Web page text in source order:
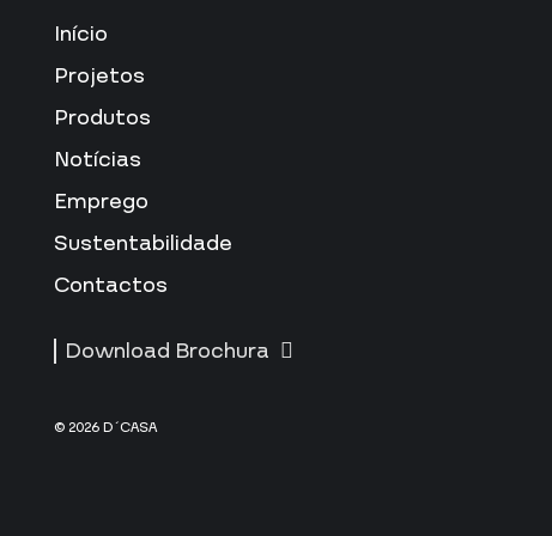
Início
Projetos
Produtos
Notícias
Emprego
Sustentabilidade
Contactos
Download Brochura
© 2026 D´CASA